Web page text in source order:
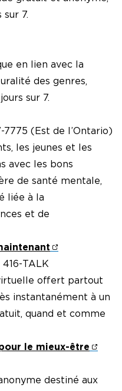
7.
en lien avec la
des genres,
sur 7.
7775 (Est de l’Ontario)
les jeunes et les
avec les bons
de santé mentale,
liée à la
et de
TALK
offert partout
instantanément à un
quand et comme
le mieux-être
destiné aux